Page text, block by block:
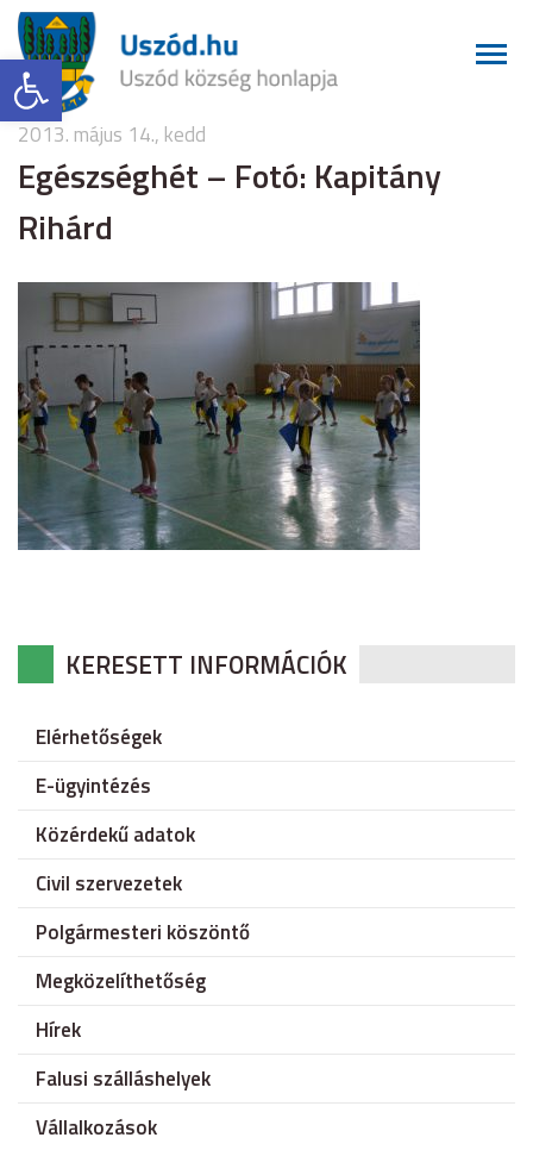
Eszköztár megnyitása
2013. május 14., kedd
Egészséghét – Fotó: Kapitány
Rihárd
KERESETT INFORMÁCIÓK
Elérhetőségek
E-ügyintézés
Közérdekű adatok
Civil szervezetek
Polgármesteri köszöntő
Megközelíthetőség
Hírek
Falusi szálláshelyek
Vállalkozások